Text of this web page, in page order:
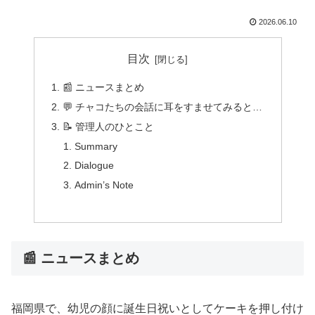
2026.06.10
目次
📰 ニュースまとめ
💬 チャコたちの会話に耳をすませてみると…
📝 管理人のひとこと
Summary
Dialogue
Admin’s Note
📰 ニュースまとめ
福岡県で、幼児の顔に誕生日祝いとしてケーキを押し付け